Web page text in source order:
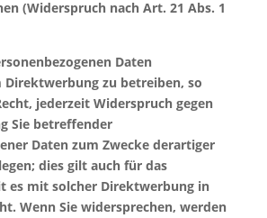
(Widerspruch nach Art. 21 Abs. 1
Daten
zu betreiben, so
jederzeit Widerspruch gegen
Sie betreffender
Daten zum Zwecke derartiger
dies gilt auch für das
es mit solcher Direktwerbung in
Wenn Sie widersprechen, werden